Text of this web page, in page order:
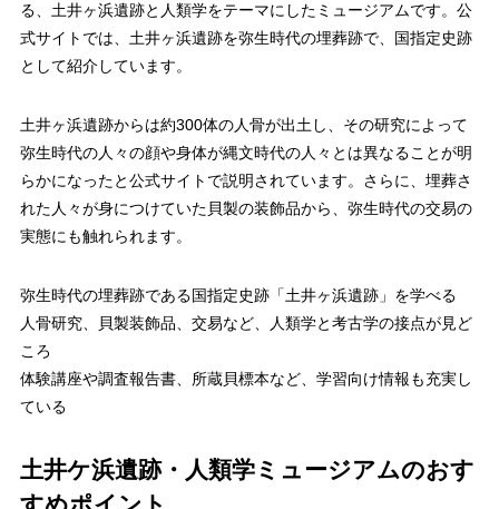
る、土井ヶ浜遺跡と人類学をテーマにしたミュージアムです。公
式サイトでは、土井ヶ浜遺跡を弥生時代の埋葬跡で、国指定史跡
として紹介しています。
土井ヶ浜遺跡からは約300体の人骨が出土し、その研究によって
弥生時代の人々の顔や身体が縄文時代の人々とは異なることが明
らかになったと公式サイトで説明されています。さらに、埋葬さ
れた人々が身につけていた貝製の装飾品から、弥生時代の交易の
実態にも触れられます。
弥生時代の埋葬跡である国指定史跡「土井ヶ浜遺跡」を学べる
人骨研究、貝製装飾品、交易など、人類学と考古学の接点が見ど
ころ
体験講座や調査報告書、所蔵貝標本など、学習向け情報も充実し
ている
土井ケ浜遺跡・人類学ミュージアムのおす